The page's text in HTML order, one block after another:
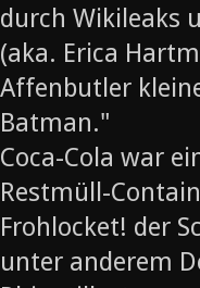
durch Wikileaks
(aka. Erica
Affenbutler
Batman."
Coca-Cola war
Restmüll-
Frohlocket! der
unter anderem